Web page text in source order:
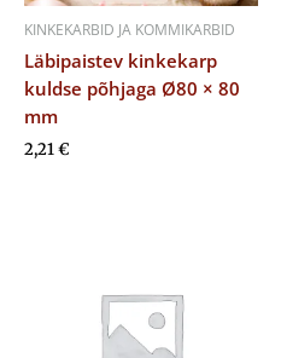
KINKEKARBID JA KOMMIKARBID
Läbipaistev kinkekarp
kuldse põhjaga Ø80 × 80
mm
2,21€